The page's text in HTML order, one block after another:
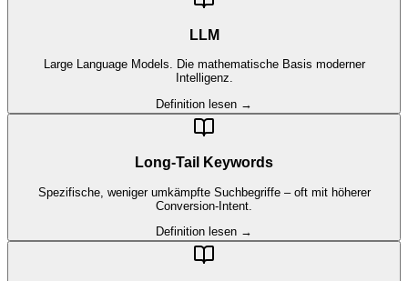
LLM
Large Language Models. Die mathematische Basis moderner
Intelligenz.
Definition lesen →
Long-Tail Keywords
Spezifische, weniger umkämpfte Suchbegriffe – oft mit höherer
Conversion-Intent.
Definition lesen →